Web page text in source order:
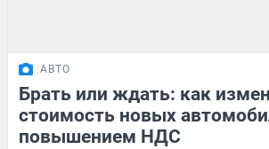
АВТО
Брать или ждать: как
стоимость новых
повышением НДС